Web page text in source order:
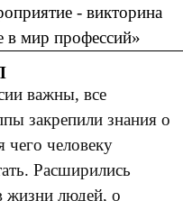
- викторина
в мир профессий»
важны, все
закрепили знания о
чего человеку
Расширились
жизни людей, о